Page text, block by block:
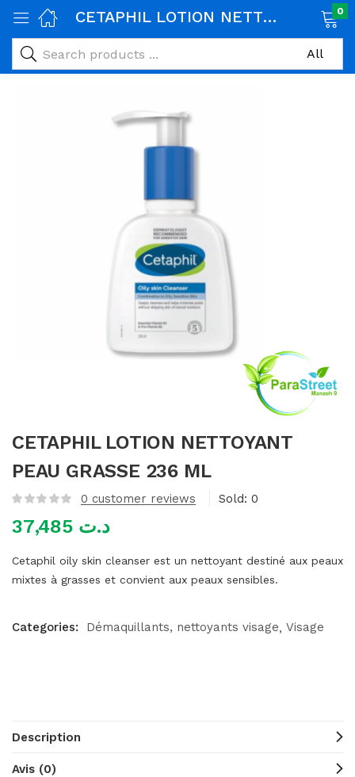
alimentaires)
CETAPHIL LOTION NETTOYANT PEAU GRASSE 236 ML 0
CETAPHIL LOTION NETTOYANT
PEAU GRASSE 236 ML
0 customer reviews Sold: 0
د.ت
Cetaphil oily skin cleanser est un nettoyant destiné aux peaux
mixtes à grasses et convient aux peaux sensibles.
Categories: Démaquillants, nettoyants visage Visage
Description
Avis (0)